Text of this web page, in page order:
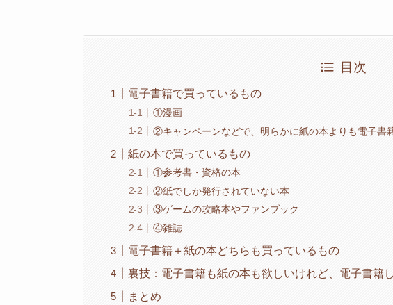
目次
電子書籍で買っているもの
①漫画
②キャンペーンなどで、明らかに紙の本よりも電子書
紙の本で買っているもの
①参考書・資格の本
②紙でしか発行されていない本
③ゲームの攻略本やファンブック
④雑誌
電子書籍＋紙の本どちらも買っているもの
裏技：電子書籍も紙の本も欲しいけれど、電子書籍
まとめ